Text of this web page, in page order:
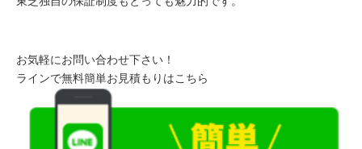
お気軽にお問い合わせ下さい！
ラインで無料簡単お見積もりはこちら